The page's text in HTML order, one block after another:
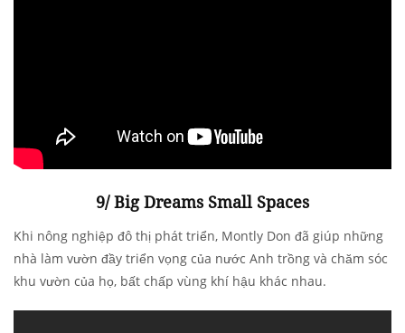
9/ Big Dreams Small Spaces
Khi nông nghiệp đô thị phát triển, Montly Don đã giúp những
nhà làm vườn đầy triển vọng của nước Anh trồng và chăm sóc
khu vườn của họ, bất chấp vùng khí hậu khác nhau.